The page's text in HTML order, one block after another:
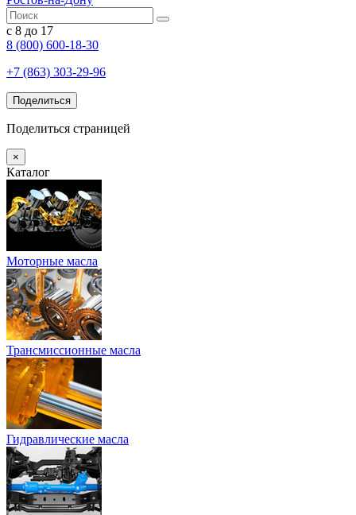
с 8 до 17
8 (800) 600-18-30
+7 (863) 303-29-96
Поделиться
Поделиться страницей
×
Каталог
Моторные масла
Трансмиссионные масла
Гидравлические масла